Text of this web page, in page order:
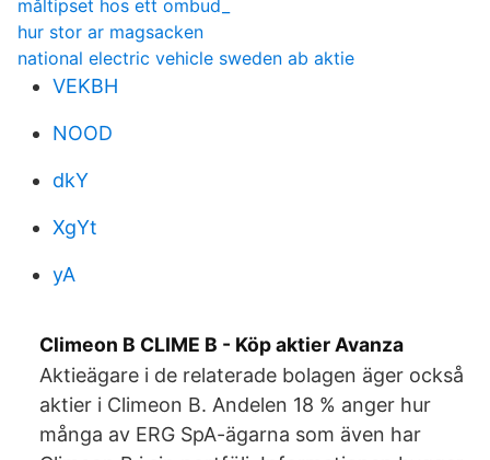
måltipset hos ett ombud_
hur stor ar magsacken
national electric vehicle sweden ab aktie
VEKBH
NOOD
dkY
XgYt
yA
Climeon B CLIME B - Köp aktier Avanza
Aktieägare i de relaterade bolagen äger också
aktier i Climeon B. Andelen 18 % anger hur
många av ERG SpA-ägarna som även har